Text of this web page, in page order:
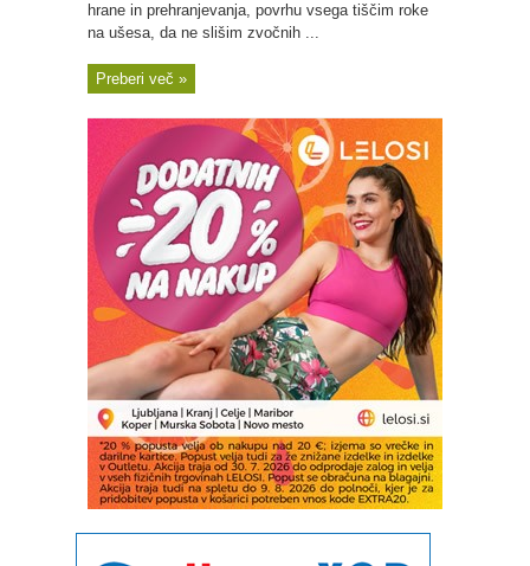
hrane in prehranjevanja, povrhu vsega tiščim roke
na ušesa, da ne slišim zvočnih ...
Preberi več »